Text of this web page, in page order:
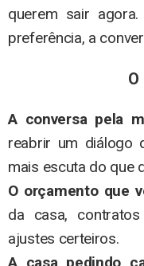
querem sair
preferência, a
A conversa pela
reabrir um diálogo
mais escuta do que
O orçamento que
da casa,
ajustes certeiros.
A casa pedindo